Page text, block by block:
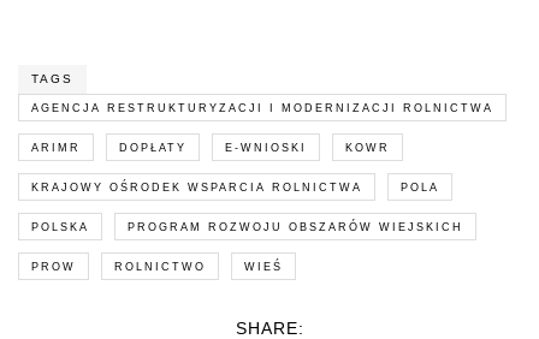
TAGS
AGENCJA RESTRUKTURYZACJI I MODERNIZACJI ROLNICTWA
ARIMR DOPŁATY E-WNIOSKI KOWR
KRAJOWY OŚRODEK WSPARCIA ROLNICTWA POLA
POLSKA PROGRAM ROZWOJU OBSZARÓW WIEJSKICH
PROW ROLNICTWO WIEŚ
SHARE: